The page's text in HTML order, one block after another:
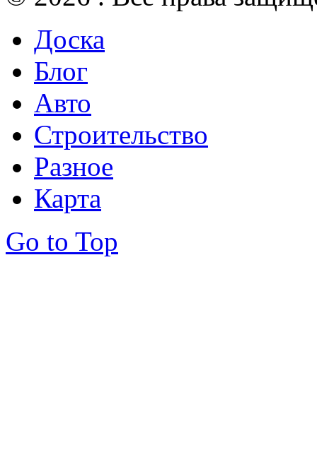
Доска
Блог
Авто
Строительство
Разное
Карта
Go to Top